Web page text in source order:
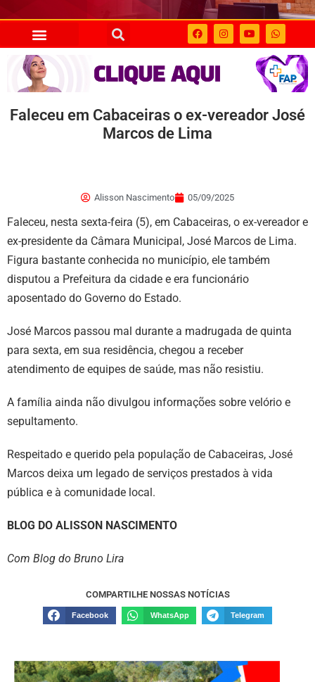
Faleceu em Cabaceiras o ex-vereador José
Marcos de Lima
Alisson Nascimento 05/09/2025
Faleceu, nesta sexta-feira (5), em Cabaceiras, o ex-vereador e
ex-presidente da Câmara Municipal, José Marcos de Lima.
Figura bastante conhecida no município, ele também
disputou a Prefeitura da cidade e era funcionário
aposentado do Governo do Estado.
José Marcos passou mal durante a madrugada de quinta
para sexta, em sua residência, chegou a receber
atendimento de equipes de saúde, mas não resistiu.
A família ainda não divulgou informações sobre velório e
sepultamento.
Respeitado e querido pela população de Cabaceiras, José
Marcos deixa um legado de serviços prestados à vida
pública e à comunidade local.
BLOG DO ALISSON NASCIMENTO
Com Blog do Bruno Lira
COMPARTILHE NOSSAS NOTÍCIAS
Facebook WhatsApp Telegram